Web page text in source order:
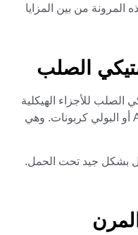
من بين المزايا
الصلب
الصلب للأجزاء الهيكلية
الصلبة. تحاكي هذه المواد سلوك ABS أو البولي كربونات. وهي
بشكل جيد تحت الحمل.